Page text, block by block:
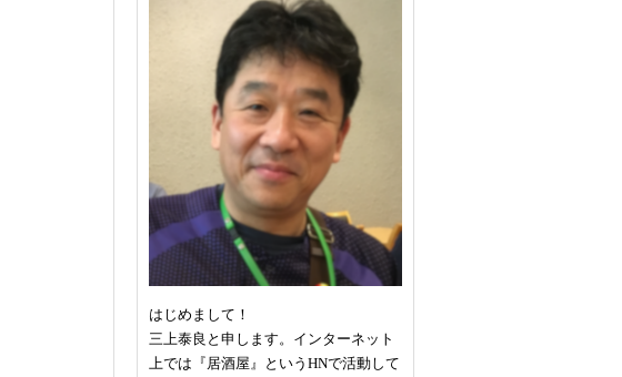
はじめまして！
三上泰良と申します。インターネット
上では『居酒屋』というHNで活動して